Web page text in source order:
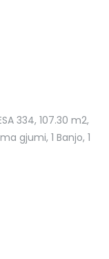
334, 107.30 m2,
gjumi, 1 Banjo, 1